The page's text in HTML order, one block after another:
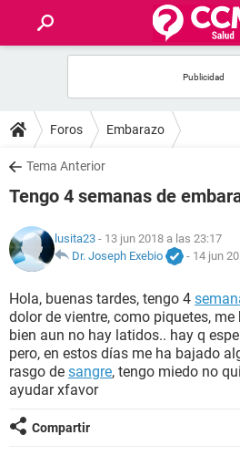
FOROS
SALUD
FAMILIA
NUTRICIÓN
BIENESTAR
SEXUALIDAD
GLOSARIO
Foros Embarazo
Tema Anterior
Tengo 4 semanas de
lusita23 - 13 jun 2018 a las 23:17
Dr. Joseph Exebio
- 14 jun
Hola, buenas tardes, tengo 4
dolor de vientre, como piquetes,
bien aun no hay latidos.. hay q
pero, en estos días me ha bajado
rasgo de sangre, tengo miedo no
ayudar xfavor
Compartir